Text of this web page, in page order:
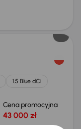
1.5 Blue dCi
Cena promocyjna
43 000 zł